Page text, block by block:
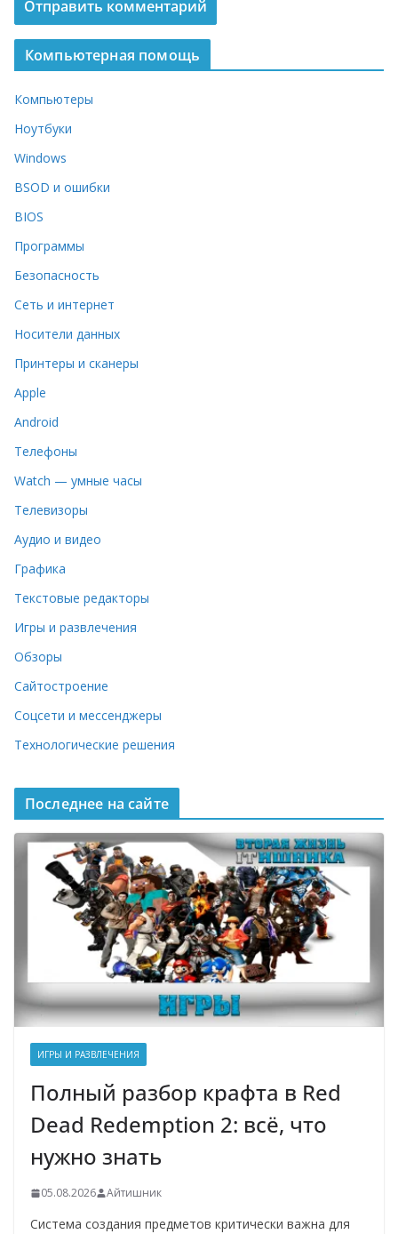
Компьютерная помощь
Компьютеры
Ноутбуки
Windows
BSOD и ошибки
BIOS
Программы
Безопасность
Сеть и интернет
Носители данных
Принтеры и сканеры
Apple
Android
Телефоны
Watch — умные часы
Телевизоры
Аудио и видео
Графика
Текстовые редакторы
Игры и развлечения
Обзоры
Сайтостроение
Соцсети и мессенджеры
Технологические решения
Последнее на сайте
ИГРЫ И РАЗВЛЕЧЕНИЯ
Полный разбор крафта в Red
Dead Redemption 2: всё, что
нужно знать
05.08.2026 Айтишник
Система создания предметов критически важна для